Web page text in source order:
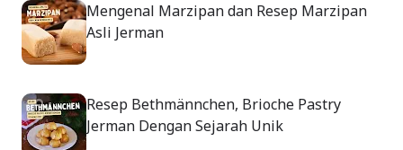
Mengenal Marzipan dan Resep Marzipan
Asli Jerman
Resep Bethmännchen, Brioche Pastry
Jerman Dengan Sejarah Unik